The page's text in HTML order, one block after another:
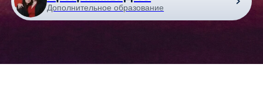
Образовательная